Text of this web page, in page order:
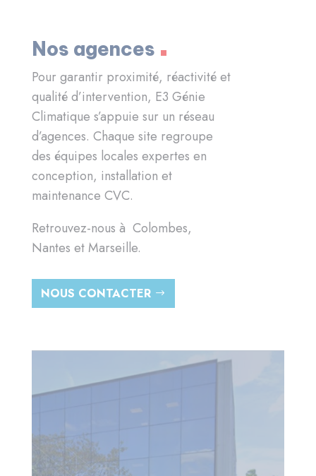
Nos agences
Pour garantir proximité, réactivité et
qualité d’intervention, E3 Génie
Climatique s’appuie sur un réseau
d’agences. Chaque site regroupe
des équipes locales expertes en
conception, installation et
maintenance CVC.
Retrouvez-nous à Colombes,
Nantes et Marseille.
NOUS CONTACTER